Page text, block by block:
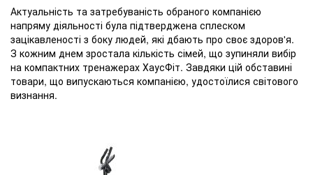
Актуальність та затребуваність обраного компанією
напряму діяльності була підтверджена сплеском
зацікавленості з боку людей, які дбають про своє здоров'я.
З кожним днем ​​зростала кількість сімей, що зупиняли вибір
на компактних тренажерах ХаусФіт. Завдяки цій обставині
товари, що випускаються компанією, удостоїлися світового
визнання.